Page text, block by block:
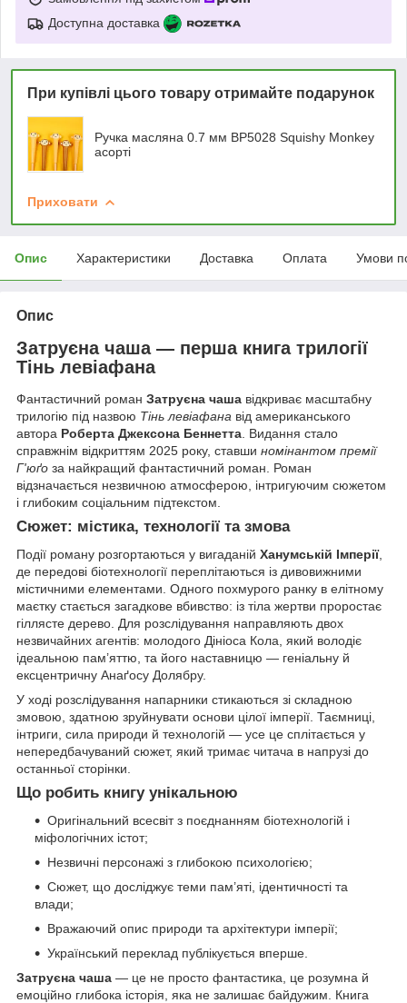
Доступна доставка
При купівлі цього товару отримайте подарунок
Ручка масляна 0.7 мм BP5028 Squishy Monkey
асорті
Приховати
Опис Характеристики Доставка Оплата Умови
Опис
Затруєна чаша — перша книга трилогії
Тінь левіафана
Фантастичний роман Затруєна чаша відкриває масштабну
трилогію під назвою Тінь левіафана від американського
автора Роберта Джексона Беннетта. Видання стало
справжнім відкриттям 2025 року, ставши номінантом премії
Г'юґо за найкращий фантастичний роман. Роман
відзначається незвичною атмосферою, інтригуючим сюжетом
і глибоким соціальним підтекстом.
Сюжет: містика, технології та змова
Події роману розгортаються у вигаданій Ханумській Імперії,
де передові біотехнології переплітаються із дивовижними
містичними елементами. Одного похмурого ранку в елітному
маєтку стається загадкове вбивство: із тіла жертви проростає
гіллясте дерево. Для розслідування направляють двох
незвичайних агентів: молодого Дініоса Кола, який володіє
ідеальною пам’яттю, та його наставницю — геніальну й
ексцентричну Анаґосу Долябру.
У ході розслідування напарники стикаються зі складною
змовою, здатною зруйнувати основи цілої імперії. Таємниці,
інтриги, сила природи й технологій — усе це сплітається у
непередбачуваний сюжет, який тримає читача в напрузі до
останньої сторінки.
Що робить книгу унікальною
Оригінальний всесвіт з поєднанням біотехнологій і
міфологічних істот;
Незвичні персонажі з глибокою психологією;
Сюжет, що досліджує теми пам’яті, ідентичності та
влади;
Вражаючий опис природи та архітектури імперії;
Український переклад публікується вперше.
Затруєна чаша — це не просто фантастика, це розумна й
емоційно глибока історія, яка не залишає байдужим. Книга